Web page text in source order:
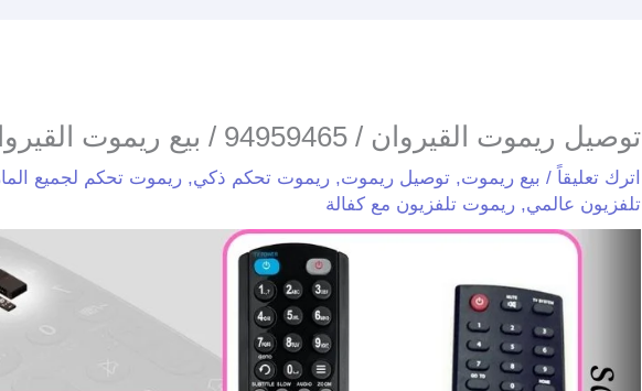
توصيل ريموت القيروان / 94959465 / بيع ريموت القيروان
اترك تعليقاً / بيع ريموت,توصيل ريموت,ريموت تحكم ذكي,ريموت تحكم لجميع
تلفزيون عالمي,ريموت تلفزيون مع كفالة